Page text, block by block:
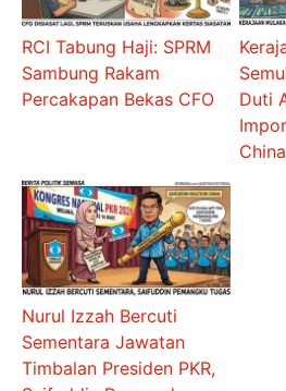
RCI Tabung Haji: SPRM
Sambung Rakam
Percakapan Bekas CFO
Duti
Nurul Izzah Bercuti
Sementara Jawatan
Timbalan Presiden PKR,